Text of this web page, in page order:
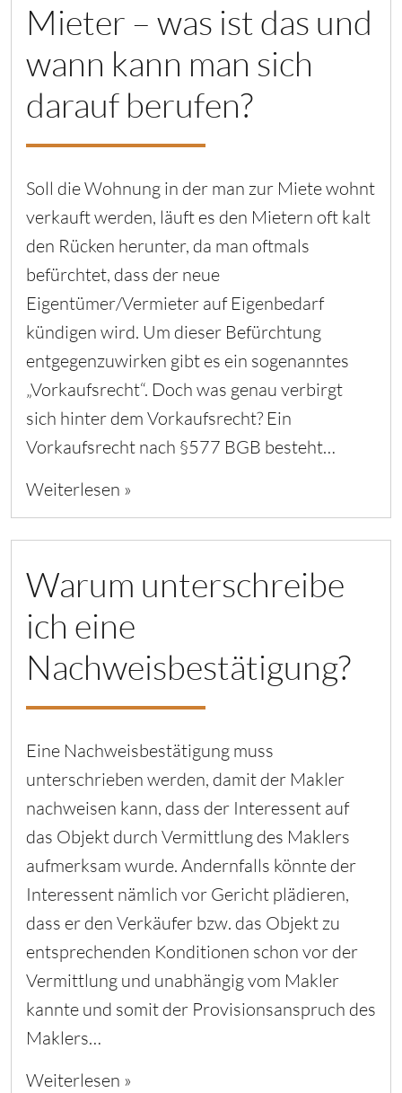
Mieter – was ist das und
wann kann man sich
darauf berufen?
Soll die Wohnung in der man zur Miete wohnt
verkauft werden, läuft es den Mietern oft kalt
den Rücken herunter, da man oftmals
befürchtet, dass der neue
Eigentümer/Vermieter auf Eigenbedarf
kündigen wird. Um dieser Befürchtung
entgegenzuwirken gibt es ein sogenanntes
„Vorkaufsrecht“. Doch was genau verbirgt
sich hinter dem Vorkaufsrecht? Ein
Vorkaufsrecht nach §577 BGB besteht…
Weiterlesen »
Warum unterschreibe
ich eine
Nachweisbestätigung?
Eine Nachweisbestätigung muss
unterschrieben werden, damit der Makler
nachweisen kann, dass der Interessent auf
das Objekt durch Vermittlung des Maklers
aufmerksam wurde. Andernfalls könnte der
Interessent nämlich vor Gericht plädieren,
dass er den Verkäufer bzw. das Objekt zu
entsprechenden Konditionen schon vor der
Vermittlung und unabhängig vom Makler
kannte und somit der Provisionsanspruch des
Maklers…
Weiterlesen »